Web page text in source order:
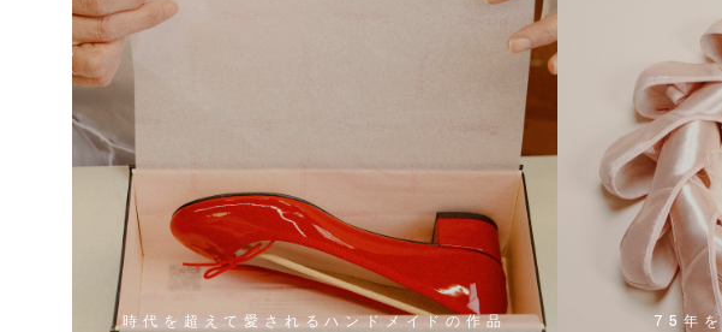
時代を超えて愛されるハンドメイドの作品 75年を